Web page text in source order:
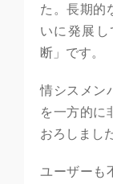
た。長期的
いに発展
断」です。
情シスメン
を一方的に
おろしました
ユーザーも